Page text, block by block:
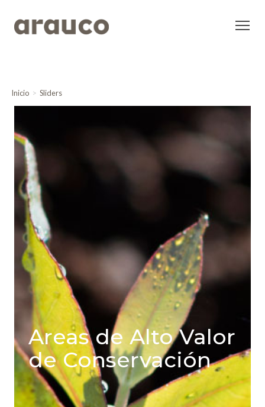
Inicio Sliders
Areas de Alto Valor
de Conservación